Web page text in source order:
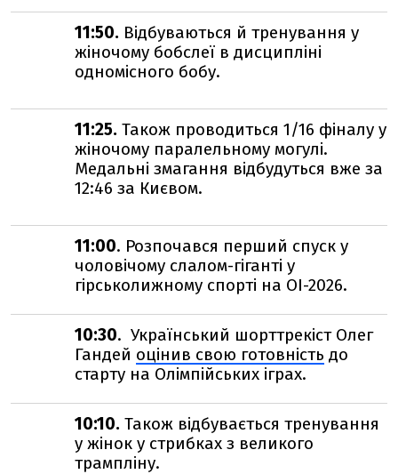
11:50. Відбуваються й тренування у
жіночому бобслеї в дисципліні
одномісного бобу.
11:25. Також проводиться 1/16 фіналу у
жіночому паралельному могулі.
Медальні змагання відбудуться вже за
12:46 за Києвом.
11:00. Розпочався перший спуск у
чоловічому слалом-гіганті у
гірськолижному спорті на ОІ-2026.
10:30. Український шорттрекіст Олег
Гандей оцінив свою готовність до
старту на Олімпійських іграх.
10:10. Також відбувається тренування
у жінок у стрибках з великого
трампліну.